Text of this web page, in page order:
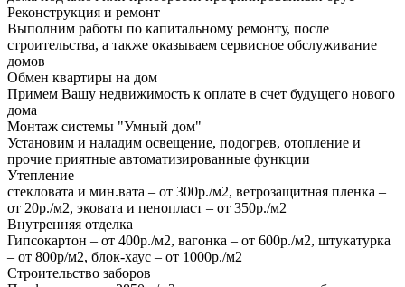
Реконструкция и ремонт
Выполним работы по капитальному ремонту, после
строительства, а также оказываем сервисное обслуживание
домов
Обмен квартиры на дом
Примем Вашу недвижимость к оплате в счет будущего нового
дома
Монтаж системы "Умный дом"
Установим и наладим освещение, подогрев, отопление и
прочие приятные автоматизированные функции
Утепление
стекловата и мин.вата – от 300р./м2, ветрозащитная пленка –
от 20р./м2, эковата и пенопласт – от 350р./м2
Внутренняя отделка
Гипсокартон – от 400р./м2, вагонка – от 600р./м2, штукатурка
– от 800р/м2, блок-хаус – от 1000р./м2
Строительство заборов